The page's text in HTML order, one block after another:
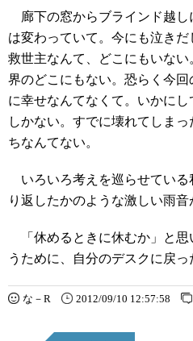
廊下の窓からブラインド越し
は変わっていて。今にも泣きだ
救世主なんて、どこにもいな
界のどこにもない。恐らく今
に幸せなんてなくて。いかに
しかない。すでに壊れてしま
ちなんてない。
いろいろ考えを巡らせている
り返したかのような激しい雨音
「休めるときに休むか」と思
うために、自分のデスクに戻っ
な－R 2012/09/10 12:57:58